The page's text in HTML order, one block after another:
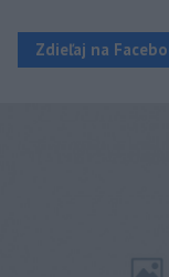
Zdieľaj na